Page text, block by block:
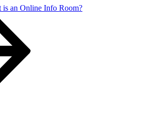
is an Online Info Room?